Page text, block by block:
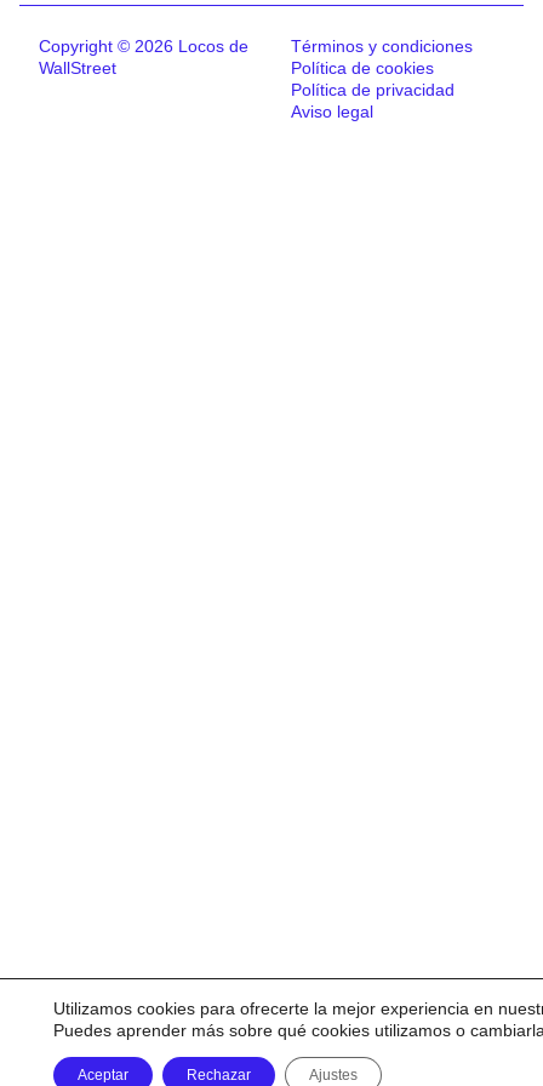
Copyright © 2026 Locos de
WallStreet
Términos y condiciones
Política de cookies
Política de privacidad
Aviso legal
Utilizamos cookies para ofrecerte la mejor experiencia en
Puedes aprender más sobre qué cookies utilizamos o
Aceptar Rechazar Ajustes